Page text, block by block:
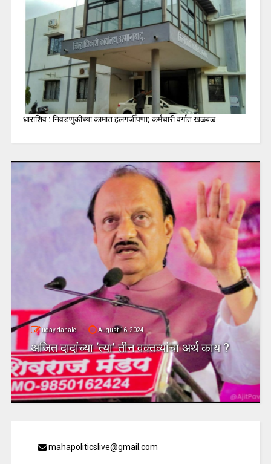
धाराशिव : निवडणुकीच्या कामात हलगर्जीपणा; कर्मचारी वर्गात खळबळ
uday dahale August 16, 2024
अजित दादांच्या ‘त्या’ तीन वक्तव्यांचा अर्थ काय ?
mahapoliticslive@gmail.com